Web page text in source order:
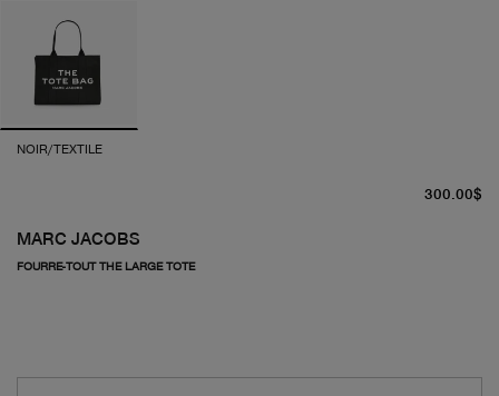
NOIR/TEXTILE
MARC JACOBS
FOURRE-TOUT THE LARGE TOTE
300.00$